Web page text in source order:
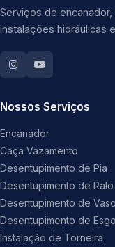
Serviços de
instalações hidráulicas
Nossos Serviços
Encanador
Caça Vazamento
Desentupimento de Pia
Desentupimento de Ralo
Desentupimento de
Desentupimento de
Instalação de Torneira